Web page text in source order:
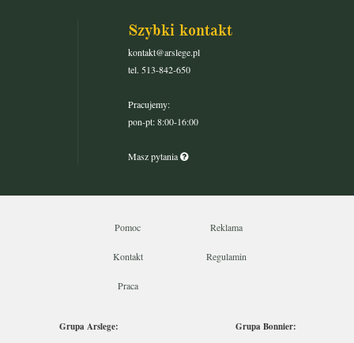
Szybki kontakt
kontakt@arslege.pl
tel. 513-842-650
Pracujemy:
pon-pt: 8:00-16:00
Masz pytania
Pomoc Reklama
Kontakt Regulamin
Praca
Grupa Arslege:
Grupa Bonnier: